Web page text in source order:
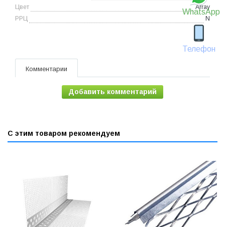
WhatsApp
Телефон
Цвет
Array
РРЦ
N
Комментарии
Добавить комментарий
С этим товаром рекомендуем